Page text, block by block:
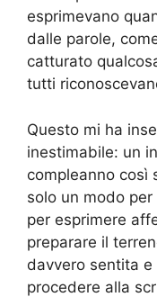
esprimevano
dalle parole,
catturato
tutti
Questo mi ha
inestimabile: un
compleanno così
solo un modo per
per esprimere
preparare il
davvero sentita e
procedere alla